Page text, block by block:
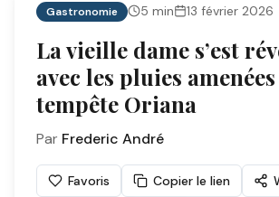
Gastronomie 5 min 13 février 2026
La vieille dame s’est
avec les pluies
tempête Oriana
Par Frederic André
Favoris Copier le lien